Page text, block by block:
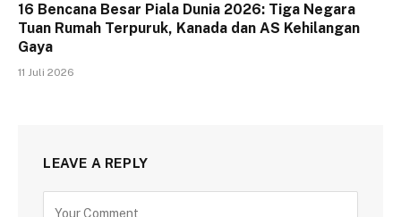
16 Bencana Besar Piala Dunia 2026: Tiga Negara
Tuan Rumah Terpuruk, Kanada dan AS Kehilangan
Gaya
11 Juli 2026
LEAVE A REPLY